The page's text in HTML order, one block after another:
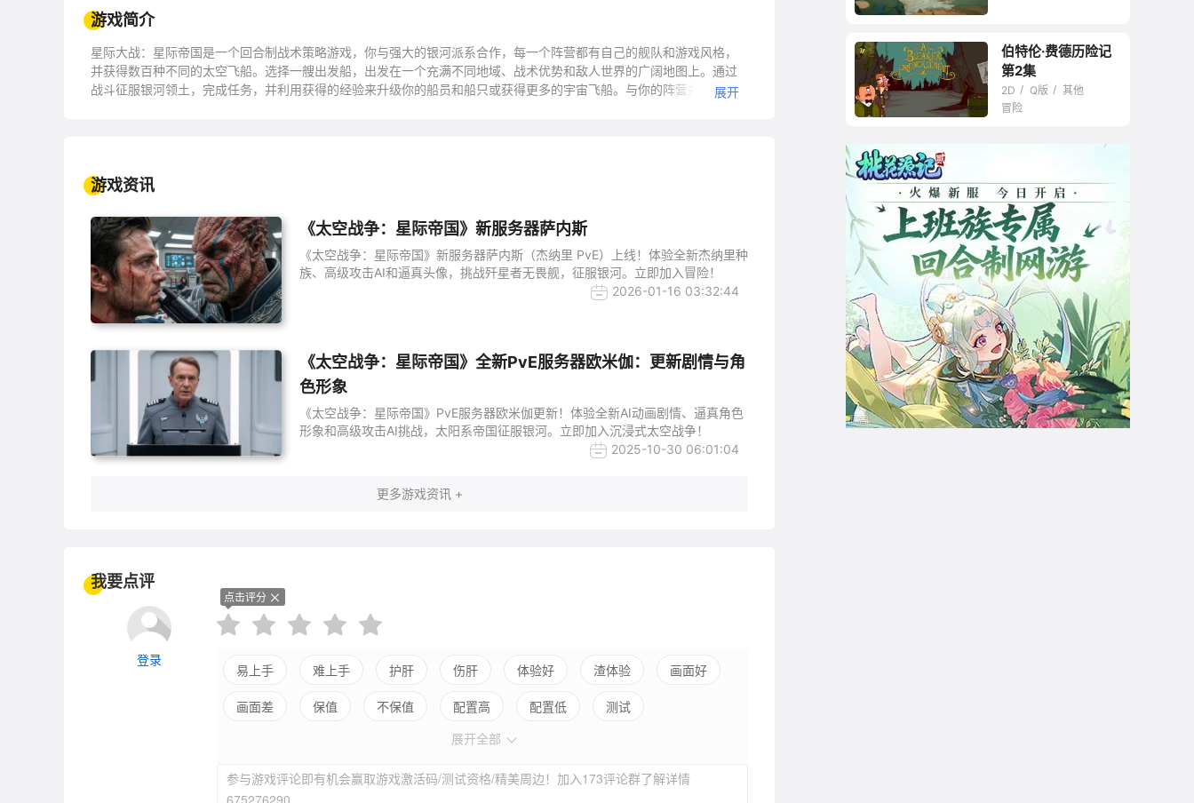
游戏简介
星际大战：星际帝国是一个回合制战术策略游戏，你与强大的银河派系合作，每一个阵营都有自己的舰队和游戏风格，
并获得数百种不同的太空飞船。选择一艘出发船，出发在一个充满不同地域、战术优势和敌人世界的广阔地图上。通过
战斗征服银河领土，完成任务，并利用获得的经验来升级你的船员和船只或获得更多的宇宙飞船。与你的阵营并肩作
过100 +的飞船。参与宇宙中，无数的战斗可能会在一次管理船长，你船有专门的技能树的船员。制定你的动作在回合战
对等离子体武器和强大的力量领域的一个热点。他们的技术优势，还擅长推进，随着溶胶离子驱动技术优于genari融合
驱动。他们专注于防守技巧，genari联合帝国在科技竞赛中落后，但有更多的机动船和先进的盔甲。他们也有船荚，这
抵消了他们的不利地位登上敌人的船，或造成船员伤亡或捕获船舶完全。他们的军官专注于进攻技术。的ma'alaketh联
盟运用科技，世纪前相比，溶胶和genari。除了他们对交战民族之间的冲突毫无兴趣外，他们所知甚少。他们有更明显
的远程武器和压制领域，使他们难以击中。他们的官员注重以技术为基础的技能。蜂房是在太空中生存和死亡的有感觉
的生物。它们以孢子开始，利用太阳辐射所吸收的能量和从敌方船只捕获的有机物质，发展成更大的形式。他们的武器
的本质源于自卫的需要，使他们产生致命的防卫机制，成为他们前进。他们没有船员，但通过成长和吸收失败的种族改
善。
展开
游戏资讯
《太空战争：星际帝国》新服务器萨内斯
《太空战争：星际帝国》新服务器萨内斯（杰纳里 PvE）上线！体验全新杰纳里种
族、高级攻击AI和逼真头像，挑战歼星者无畏舰，征服银河。立即加入冒险！
2026-01-16 03:32:44
《太空战争：星际帝国》全新PvE服务器欧米伽：更新剧情与角
色形象
《太空战争：星际帝国》PvE服务器欧米伽更新！体验全新AI动画剧情、逼真角色
形象和高级攻击AI挑战，太阳系帝国征服银河。立即加入沉浸式太空战争！
2025-10-30 06:01:04
更多游戏资讯 +
我要点评
登录
点击评分
易上手 难上手 护肝 伤肝 体验好 渣体验 画面好
画面差 保值 不保值 配置高 配置低
测试
展开全部
参与游戏评论即有机会赢取游戏激活码/测试资格/精美周边！加入173评论群了解详情
675276290
伯特伦·费德历险记
第2集
2D Q版
其他
冒险